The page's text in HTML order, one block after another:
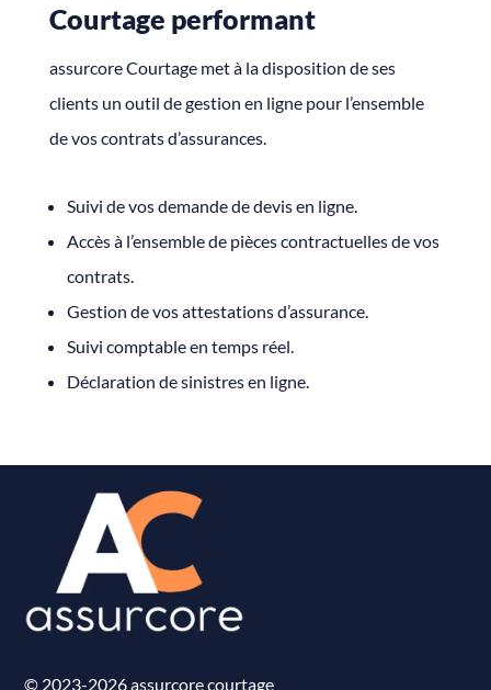
Courtage performant
assurcore Courtage met à la disposition de ses
clients un outil de gestion en ligne pour l’ensemble
de vos contrats d’assurances.
Suivi de vos demande de devis en ligne.
Accès à l’ensemble de pièces contractuelles de vos
contrats.
Gestion de vos attestations d’assurance.
Suivi comptable en temps réel.
Déclaration de sinistres en ligne.
© 2023-2026 assurcore courtage